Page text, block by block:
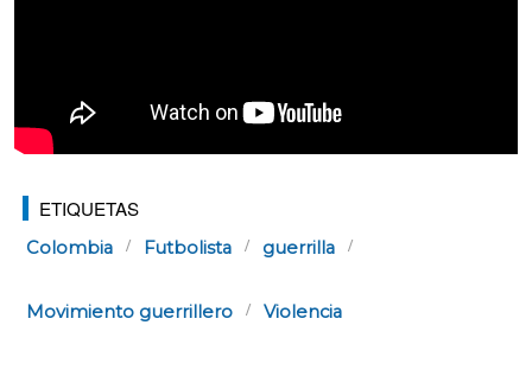
ETIQUETAS
Colombia Futbolista guerrilla
Movimiento guerrillero Violencia